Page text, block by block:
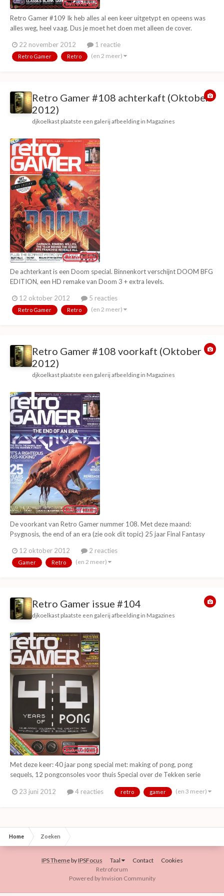
Retro Gamer #109 Ik heb alles al een keer uitgetypt en opeens was
alles weg, heel vaag. Dus je moet het doen met alleen de cover.
22 november 2012 1 reactie
Retro Gamer Retro (en 2 meer)
Retro Gamer #108 achterkaft (Oktober
2012)
djkoelkast plaatste een galerij afbeelding in Magazines
De achterkant is een Doom special. Binnenkort verschijnt DOOM BFG
EDITION, een HD remake van Doom 3 + extra levels.
12 oktober 2012 5 reacties
Retro Gamer Retro (en 2 meer)
Retro Gamer #108 voorkaft (Oktober
2012)
djkoelkast plaatste een galerij afbeelding in Magazines
De voorkant van Retro Gamer nummer 108. Met deze maand:
Psygnosis, the end of an era (zie ook dit topic) 25 jaar Final Fantasy
mist, The 7th guest, Realms of the haunting en Silent hill 2 Is Pilot
Wings (SNES) nog steeds leuk?...
12 oktober 2012 2 reacties
Gamer Retro (en 2 meer)
Retro Gamer issue #104
djkoelkast plaatste een galerij afbeelding in Magazines
Met deze keer: 40 jaar pong special met: making of pong, pong
sequels, 12 pongconsoles voor thuis Special over de Tekken serie
Amiga) tot de laatste uit 1998 (pc, mac en ps2) Special over de Back
23 juni 2012 4 reacties retro gamer (en 3 meer)
Home Zoeken
IPS ThemebyIPSFocus Taal Contact
Cookies
Retroforum
Powered by Invision Community